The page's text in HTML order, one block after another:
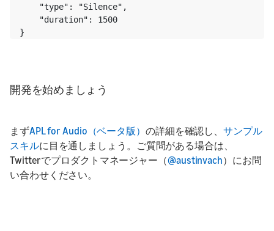
    "type": "Silence",
    "duration": 1500
}
開発を始めましょう
まずAPL for Audio（ベータ版） の詳細を確認し、サンプル
スキルに目を通しましょう。ご質問がある場合は、
Twitterでプロダクトマネージャー（@austinvach）にお問
い合わせください。